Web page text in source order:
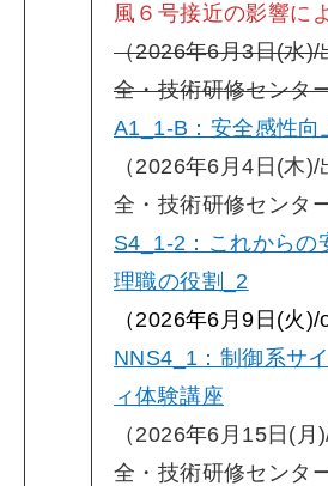
風６号接近の影響に
（2026年6月3日(水)/
全・技術研修センタ
A1_1-B：安全感性向
（2026年6月4日(木
全・技術研修センター
S4_1-2：これからの
理職の役割_2
（2026年6月9日(火)/
NNS4_1：制御系サ
ィ体験講座
（2026年6月15日(
全・技術研修センター